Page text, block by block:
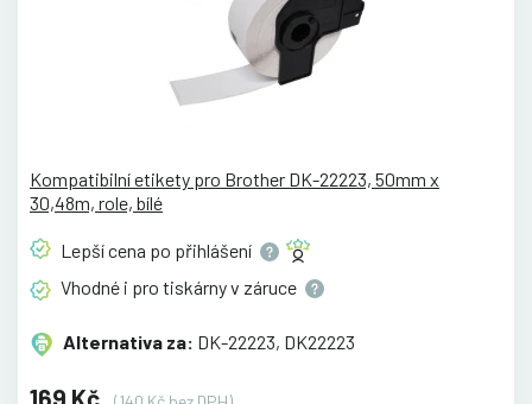
Kompatibilní etikety pro Brother DK-22223, 50mm x
30,48m, role, bílé
Lepší cena po přihlášení
Vhodné i pro tiskárny v záruce
Alternativa za: DK-22223, DK22223
169 Kč